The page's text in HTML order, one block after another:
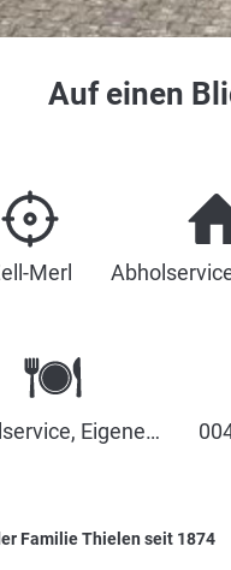
Auf einen
Merl
Eigene…
Familie Thielen seit 1874